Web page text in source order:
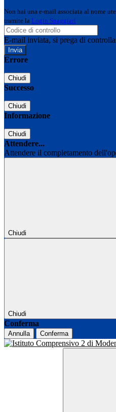
Non hai una e-mail associata al nome
tramite la Login Spaggiari
E-mail inviata, si prega di
Errore
Chiudi
Successo
Chiudi
Informazione
Chiudi
Attendere...
Attendere il completamento
Chiudi
Chiudi
Conferma
Annulla Conferma